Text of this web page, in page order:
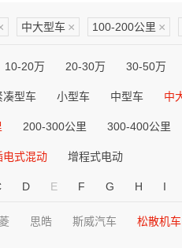
中大型车 × 100-200公里 ×
10-20万 20-30万 30-50万
凑型车 小型车 中型车 中
200-300公里 300-400公里
电式混动 增程式电动
D E F G H I
思皓 斯威汽车 松散机车